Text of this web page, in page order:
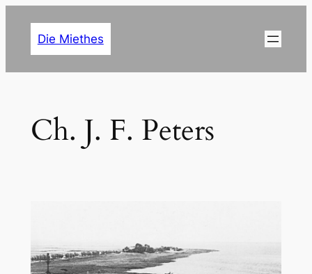
Die Miethes
Ch. J. F. Peters